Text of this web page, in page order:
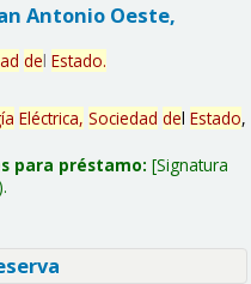
Antonio Oeste,
del Estado.
Eléctrica, Sociedad del Estado,
para préstamo: Signatura